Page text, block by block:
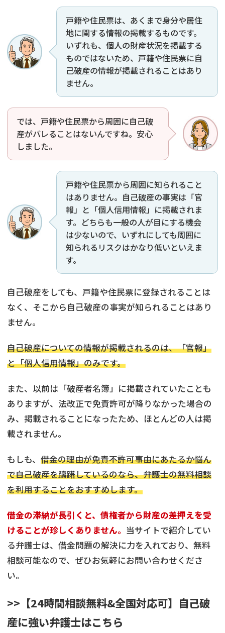
戸籍や住民票は、あくまで身分や居住
地に関する情報の掲載するものです。
いずれも、個人の財産状況を掲載する
ものではないため、戸籍や住民票に自
己破産の情報が掲載されることはあり
ません。
では、戸籍や住民票から周囲に自己破
産がバレることはないんですね。安心
しました。
戸籍や住民票から周囲に知られること
はありません。自己破産の事実は「官
報」と「個人信用情報」に掲載されま
す。どちらも一般の人が目にする機会
は少ないので、いずれにしても周囲に
知られるリスクはかなり低いといえま
す。
自己破産をしても、戸籍や住民票に登録されることは
なく、そこから自己破産の事実が知られることはあり
ません。
自己破産についての情報が掲載されるのは、「官報」
と「個人信用情報」のみです。
また、以前は「破産者名簿」に掲載されていたことも
ありますが、法改正で免責許可が降りなかった場合の
み、掲載されることになったため、ほとんどの人は掲
載されません。
もしも、 借金の理由が免責不許可事由にあたるか悩ん
で自己破産を躊躇しているのなら、弁護士の無料相談
を利用することをおすすめします。
借金の滞納が長引くと、債権者から財産の差押えを受
けることが珍しくありません。 当サイトで紹介してい
る弁護士は、借金問題の解決に力を入れており、無料
相談可能なので、ぜひお気軽にお問い合わせくださ
い。
>>【24時間相談無料&全国対応可】自己破
産に強い弁護士はこちら